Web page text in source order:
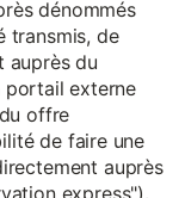
dénommés
transmis, de
auprès du
portail externe
offre
de faire une
auprès
express").